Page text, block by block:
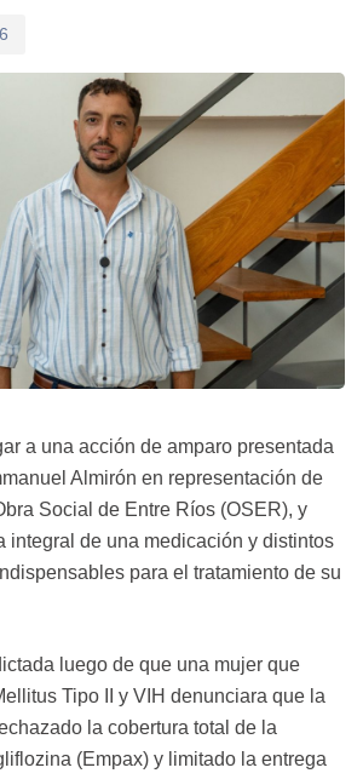
a una acción de amparo presentada
Almirón en representación de
Social de Entre Ríos (OSER), y
integral de una medicación y distintos
para el tratamiento de su
luego de que una mujer que
Tipo II y VIH denunciara que la
la cobertura total de la
(Empax) y limitado la entrega